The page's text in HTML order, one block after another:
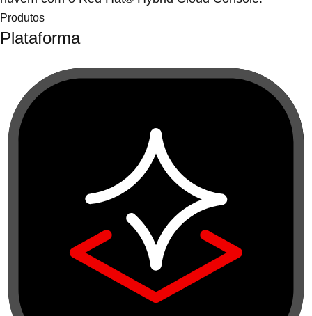
Produtos
Plataforma